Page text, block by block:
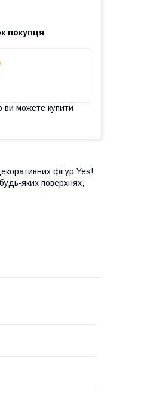
покупця
ви можете купити
фігур Yes!
яких поверхнях,